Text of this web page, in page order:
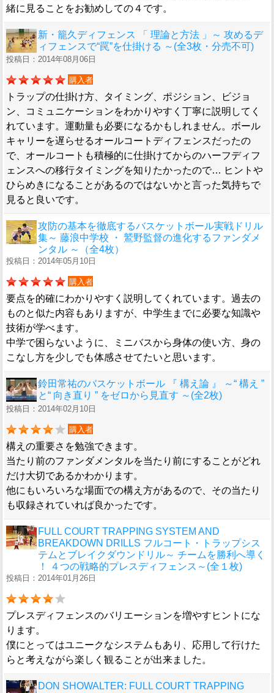
緒に見ることをお勧めしての４です。
新・籠久ディフェンス 「 理論と方法 」～ 攻めるデ
ィフェンスで“罠”を仕掛ける ～(全3枚・分売不可)
投稿日：2014年08月06日
購入者
トラップの仕掛け方、タイミング、ポジション、ビジョ
ン、コミュニケーションをわかりやすく丁寧に説明してく
れています。運動量も必要になるかもしれません。ボール
キャリーを遅らせるオールコートディフェンスだったの
で、オールコートも積極的に仕掛けてからのハーフディフ
ェンスへの移行タイミングを知りたかったので… ヒントや
ひらめきになることがあるのではないかと言った気持ちで
見ると良いです。
攻防の基本を徹底するバスケットボール実戦ドリル
集～ 藤浪中学校 ・ 鷲野監督の進化するファンダメ
ンタル ～（全4枚）
投稿日：2014年05月10日
購入者
要点を的確にわかりやすく説明してくれています。過去の
ものと似た内容もありますが、中学生までに必要な知識や
技術が学べます。
中学で困らないように、ミニバスから身体の使い方、身の
こなし方を少しでも体感させてたいと思います。
鈴田常祐のバスケットボール 『 構え論 』 ～“ 構え ”
と“ 向き直り ” をゼロから見直す ～(全2枚)
投稿日：2014年02月10日
購入者
構えの重要さを勉強できます。
当たり前のファンダメンタルを当たり前にすることがどれ
だけ大切であるかわかります。
他にもいろいろな場面での構え方があるので、その当たり
も収録されていれば良かったです。
FULL COURT TRAPPING SYSTEM AND
BREAKDOWN DRILLS フルコート・トラップシス
テムとブレイクダウンドリル～ チームを勝利へ導く
！ ４つの戦略的プレスディフェンス～(全１枚)
投稿日：2014年01月26日
プレスディフェンスのバリエーションを増やすヒントにな
ります。
僕にとってはユニークなシステムもあり、応用して行けた
らと考えながら楽しく観ることが出来ました。
DON SHOWALTER: FULL COURT TRAPPING